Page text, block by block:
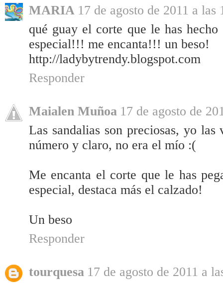
MARIA 17 de agosto de 2011 a las
qué guay el corte que le has
especial!!! me encanta!!! un beso!
http://ladybytrendy.blogspot.com
Responder
Maialen Muñoa 17 de agosto de
Las sandalias son preciosas, yo
número y claro, no era el mío :(
Me encanta el corte que le has
especial, destaca más el calzado!
Un beso
Responder
tourquesa 17 de agosto de 2011 a